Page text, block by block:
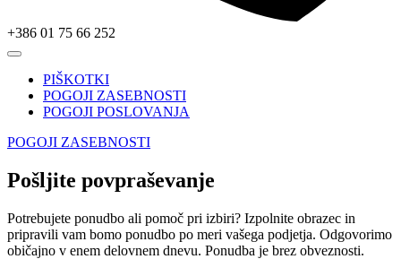
+386 01 75 66 252
PIŠKOTKI
POGOJI ZASEBNOSTI
POGOJI POSLOVANJA
POGOJI ZASEBNOSTI
Pošljite povpraševanje
Potrebujete ponudbo ali pomoč pri izbiri? Izpolnite obrazec in
pripravili vam bomo ponudbo po meri vašega podjetja. Odgovorimo
običajno v enem delovnem dnevu. Ponudba je brez obveznosti.